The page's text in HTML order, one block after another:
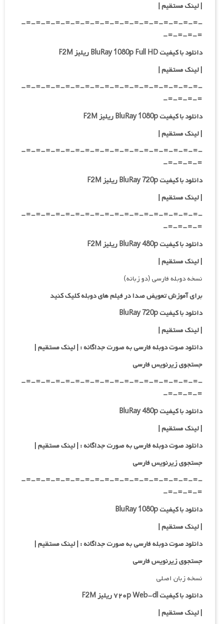
| لینک مستقیم|
-=-=-=-=-=-=-=-=-=-=-=-=-=-=-=-=-=-=-
=-=-=-=-
دانلود با کیفیت BluRay 1080p Full HD ریلیز F2M
|لینک مستقیم|
-=-=-=-=-=-=-=-=-=-=-=-=-=-=-=-=-=-=-
=-=-=-=-
دانلود با کیفیت BluRay 1080p ریلیز F2M
|لینک مستقیم|
-=-=-=-=-=-=-=-=-=-=-=-=-=-=-=-=-=-=-
=-=-=-=-
دانلود با کیفیت BluRay 720p ریلیز F2M
| لینک مستقیم|
-=-=-=-=-=-=-=-=-=-=-=-=-=-=-=-=-=-=-
=-=-=-=-
دانلود با کیفیت BluRay 480p ریلیز F2M
| لینک مستقیم|
نسخه دوبله فارسی (دو زبانه)
برای آموزش تعویض صدا در فیلم های دوبله کلیک کنید
دانلود با کیفیت BluRay 720p
| لینک مستقیم |
دانلود صوت دوبله فارسی به صورت جداگانه : | لینک مستقیم|
جستجوی زیرنویس فارسی
-=-=-=-=-=-=-=-=-=-=-=-=-=-=-=-=-=-=-
=-=-=-=-
دانلود با کیفیت BluRay 480p
| لینک مستقیم |
دانلود صوت دوبله فارسی به صورت جداگانه : | لینک مستقیم|
جستجوی زیرنویس فارسی
-=-=-=-=-=-=-=-=-=-=-=-=-=-=-=-=-=-=-
=-=-=-=-
دانلود با کیفیت BluRay 1080p
|لینک مستقیم |
دانلود صوت دوبله فارسی به صورت جداگانه : | لینک مستقیم|
جستجوی زیرنویس فارسی
نسخه زبان اصلی
دانلود با کیفیت ۷۲۰p Web-dl ریلیز F2M
| لینک مستقیم|